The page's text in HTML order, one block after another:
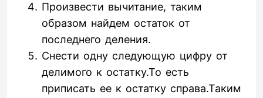
Произвести вычитание, таким
образом найдем остаток от
последнего деления.
Снести одну следующую цифру от
делимого к остатку.То есть
приписать ее к остатку справа.Таким